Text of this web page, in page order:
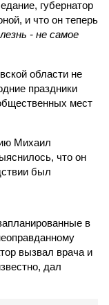
губернатор
и что он теперь
- не самое
области не
праздники
мест
Михаил
что он
был
в
вызвал врача и
дал